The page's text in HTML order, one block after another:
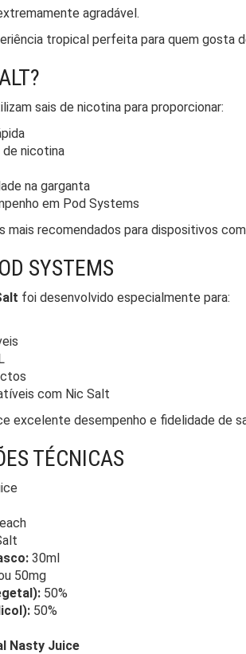
agradável.
tropical perfeita para quem gosta
sais de nicotina para proporcionar:
nicotina
na garganta
em Pod Systems
mais recomendados para dispositivos
SYSTEMS
foi desenvolvido especialmente para:
com Nic Salt
excelente desempenho e fidelidade de
TÉCNICAS
30ml
50mg
50%
50%
Nasty Juice